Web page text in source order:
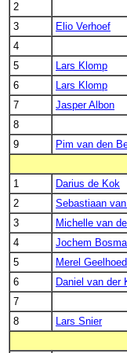
2
3
Elio Verhoef
4
5
Lars Klomp
6
Lars Klomp
7
Jasper Albon
8
9
Pim van den
1
Darius de Kok
2
Sebastiaan
3
Michelle van
4
Jochem
5
Merel Geelhoed
6
Daniel van der
7
8
Lars Snier